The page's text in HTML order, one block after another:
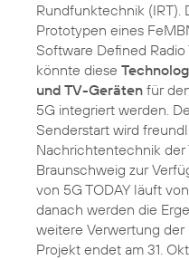
Rundfunktechnik (IRT).
Prototypen eines
Software Defined
könnte diese
und TV-Geräten für
5G integriert werden.
Senderstart wird
Nachrichtentechnik
Braunschweig zur
von 5G TODAY läuft
danach werden die
weitere Verwertung der
Projekt endet am 31.